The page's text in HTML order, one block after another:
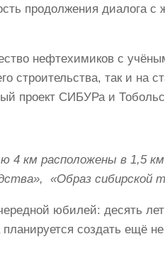
продолжения диалога с
нефтехимиков с
строительства, так и на
проект СИБУРа и
4 км расположены в 1,5
«Образ
юбилей: десять
создать ещё